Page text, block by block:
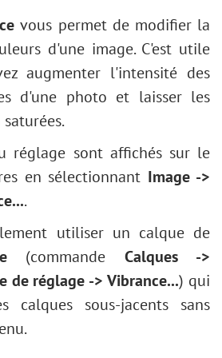
image
clairspierre
sombre
corps
et blanc
portrait
polaroid
vous permet de modifier la
d'une image. C'est utile
augmenter l'intensité des
d'une photo et laisser les
réglage sont affichés sur le
en sélectionnant Image ->
.
utiliser un calque de
(commande Calques ->
de réglage -> Vibrance...) qui
calques sous-jacents sans